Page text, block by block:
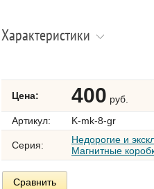
Характеристики
Цена: 400 руб.
Артикул:
K-mk-8-gr
Серия:
Недорогие и
Магнитные
Сравнить